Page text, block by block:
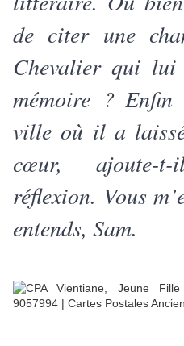
de citer une
Chevalier qui lui
mémoire ?
ville où il a
cœur, ajoute-
réflexion. Vous
entends, Sam.